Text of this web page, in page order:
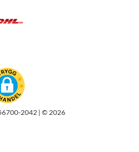
2042 | © 2026